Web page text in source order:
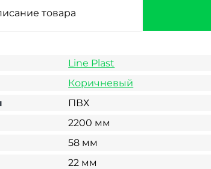
товара
Line Plast
Коричневый
ПВХ
2200 мм
58 мм
22 мм